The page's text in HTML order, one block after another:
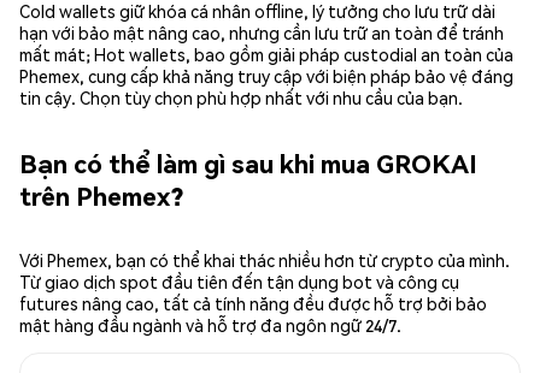
Cold wallets giữ khóa cá nhân offline, lý tưởng cho lưu trữ dài
hạn với bảo mật nâng cao, nhưng cần lưu trữ an toàn để tránh
mất mát; Hot wallets, bao gồm giải pháp custodial an toàn của
Phemex, cung cấp khả năng truy cập với biện pháp bảo vệ đáng
tin cậy. Chọn tùy chọn phù hợp nhất với nhu cầu của bạn.
Bạn có thể làm gì sau khi mua GROKAI
trên Phemex?
Với Phemex, bạn có thể khai thác nhiều hơn từ crypto của mình.
Từ giao dịch spot đầu tiên đến tận dụng bot và công cụ
futures nâng cao, tất cả tính năng đều được hỗ trợ bởi bảo
mật hàng đầu ngành và hỗ trợ đa ngôn ngữ 24/7.